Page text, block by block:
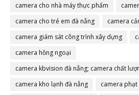
camera cho nhà máy thực phẩm
camera cho trẻ em đà nẵng
camera
camera giám sát công trình xây dựng
camera hồng ngoại
camera kbvision đà nẵng; camera chất
camera đà nẵng
camera kho lạnh đà nẵng
camera phạt